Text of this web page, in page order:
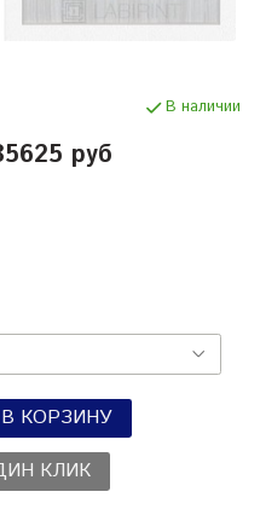
В наличии
руб
В КОРЗИНУ
КЛИК